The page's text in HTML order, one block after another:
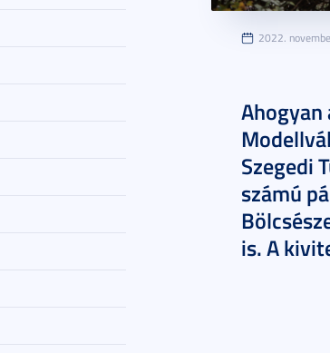
2022.
Ahogyan
Szegedi
számú
is. A